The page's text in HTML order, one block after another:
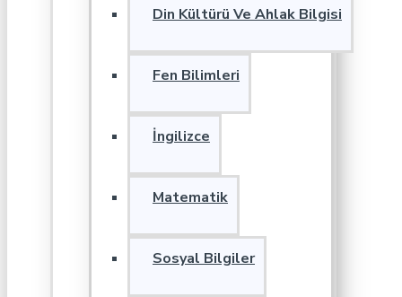
Din Kültürü Ve Ahlak Bilgisi
Fen Bilimleri
İngilizce
Matematik
Sosyal Bilgiler